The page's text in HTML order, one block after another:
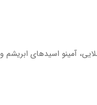
آمینو اسیدهای